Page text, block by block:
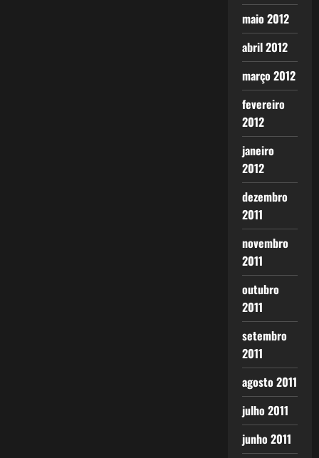
maio 2012
abril 2012
março 2012
fevereiro
2012
janeiro
2012
dezembro
2011
novembro
2011
outubro
2011
setembro
2011
agosto 2011
julho 2011
junho 2011